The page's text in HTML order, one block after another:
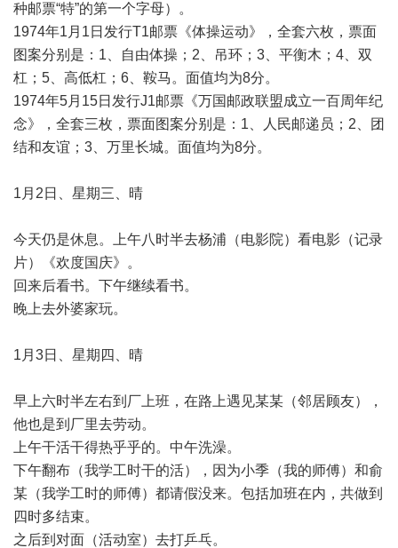
种邮票“特”的第一个字母）。
1974年1月1日发行T1邮票《体操运动》，全套六枚，票面
图案分别是：1、自由体操；2、吊环；3、平衡木；4、双
杠；5、高低杠；6、鞍马。面值均为8分。
1974年5月15日发行J1邮票《万国邮政联盟成立一百周年纪
念》，全套三枚，票面图案分别是：1、人民邮递员；2、团
结和友谊；3、万里长城。面值均为8分。
1月2日、星期三、晴
今天仍是休息。上午八时半去杨浦（电影院）看电影（记录
片）《欢度国庆》。
回来后看书。下午继续看书。
晚上去外婆家玩。
1月3日、星期四、晴
早上六时半左右到厂上班，在路上遇见某某（邻居顾友），
他也是到厂里去劳动。
上午干活干得热乎乎的。中午洗澡。
下午翻布（我学工时干的活），因为小季（我的师傅）和俞
某（我学工时的师傅）都请假没来。包括加班在内，共做到
四时多结束。
之后到对面（活动室）去打乒乓。